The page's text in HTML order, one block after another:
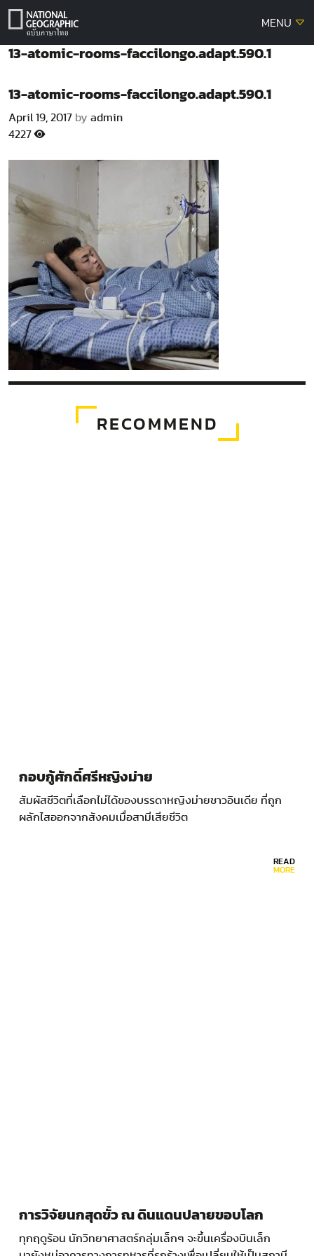
Skip
MENU
13-atomic-rooms-faccilongo.adapt.590.1
13-atomic-rooms-faccilongo.adapt.590.1
April 19, 2017 by admin
4227
RECOMMEND
กอบกู้ศักดิ์ศรีหญิงม่าย
สัมผัสชีวิตที่เลือกไม่ได้ของบรรดาหญิงม่ายชาวอินเดีย ที่ถูก
ผลักไสออกจากสังคมเมื่อสามีเสียชีวิต
READ
MORE
การวิจัยนกสุดขั้ว ณ ดินแดนปลายขอบโลก
ทุกฤดูร้อน นักวิทยาศาสตร์กลุ่มเล็กๆ จะขึ้นเครื่องบินเล็ก